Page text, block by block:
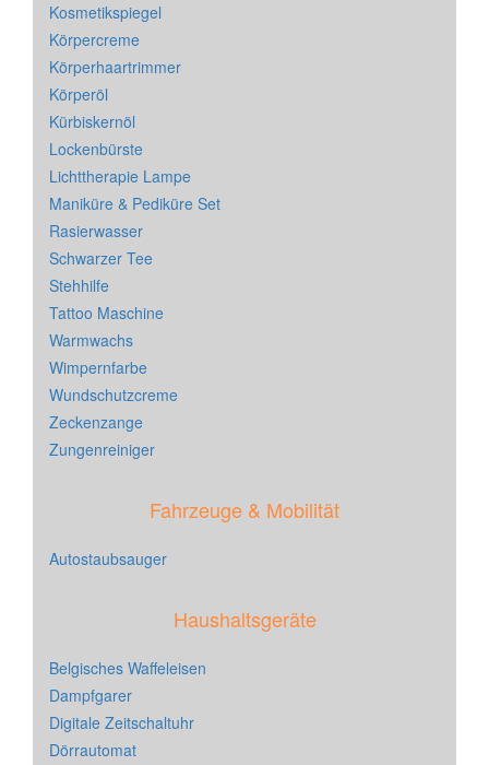
Kosmetikspiegel
Körpercreme
Körperhaartrimmer
Körperöl
Kürbiskernöl
Lockenbürste
Lichttherapie Lampe
Maniküre & Pediküre Set
Rasierwasser
Schwarzer Tee
Stehhilfe
Tattoo Maschine
Warmwachs
Wimpernfarbe
Wundschutzcreme
Zeckenzange
Zungenreiniger
Fahrzeuge & Mobilität
Autostaubsauger
Haushaltsgeräte
Belgisches Waffeleisen
Dampfgarer
Digitale Zeitschaltuhr
Dörrautomat